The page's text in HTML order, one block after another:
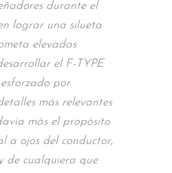
durante el
lograr una silueta
elevadas
el F-TYPE
esforzado por
más relevantes
más el propósito
a ojos del conductor,
de cualquiera que